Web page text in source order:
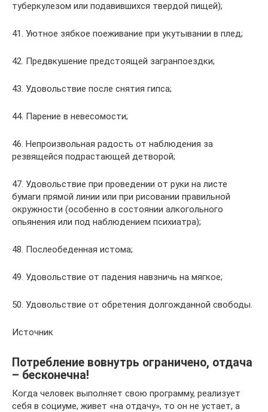
туберкулезом или подавившихся твердой пищей);
41. Уютное зябкое поеживание при укутывании в плед;
42. Предвкушение предстоящей загранпоездки;
43. Удовольствие после снятия гипса;
44. Парение в невесомости;
46. Непроизвольная радость от наблюдения за
резвящейся подрастающей детворой;
47. Удовольствие при проведении от руки на листе
бумаги прямой линии или при рисовании правильной
окружности (особенно в состоянии алкогольного
опьянения или под наблюдением психиатра);
48. Послеобеденная истома;
49. Удовольствие от падения навзничь на мягкое;
50. Удовольствие от обретения долгожданной свободы.
Источник
Потребление вовнутрь ограничено, отдача
– бесконечна!
Когда человек выполняет свою программу, реализует
себя в социуме, живет «на отдачу», то он не устает, а